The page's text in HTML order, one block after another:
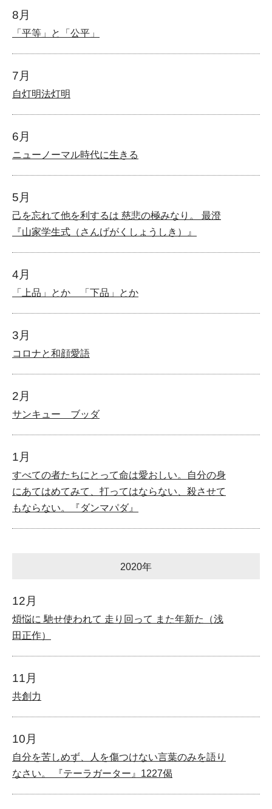
8月
「平等」と「公平」
7月
自灯明法灯明
6月
ニューノーマル時代に生きる
5月
己を忘れて他を利するは 慈悲の極みなり。 最澄
『山家学生式（さんげがくしょうしき）』
4月
「上品」とか 「下品」とか
3月
コロナと和顔愛語
2月
サンキュー ブッダ
1月
すべての者たちにとって命は愛おしい。自分の身
にあてはめてみて、打ってはならない、殺させて
もならない。『ダンマパダ』
2020年
12月
煩悩に 馳せ使われて 走り回って また年新た（浅
田正作）
11月
共創力
10月
自分を苦しめず、人を傷つけない言葉のみを語り
なさい。 『テーラガーター』1227偈